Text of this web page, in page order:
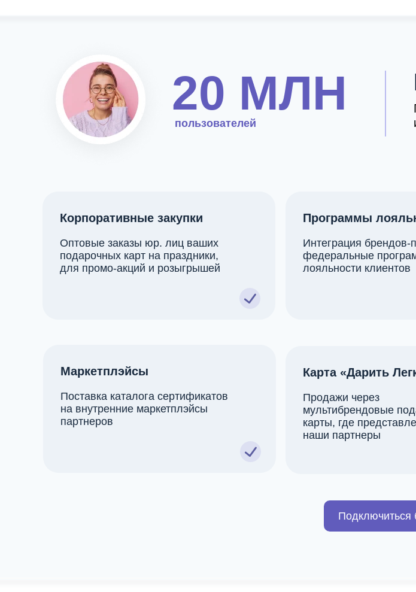
Корпоративные закупки
Оптовые заказы юр. лиц ваших
подарочных карт на праздники,
для промо-акций и розыгрышей
Программы
Интеграция брендов-
федеральные
лояльности клиентов
20 МЛН
пользователей
Маркетплэйсы
Поставка каталога сертификатов
на внутренние маркетплэйсы
партнеров
Подключиться
Карта «Дарить
Продажи через
мультибрендовые
карты, где
наши партнеры